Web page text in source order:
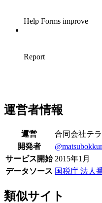
運営者情報
運営
合同会社テ
開発者
サービス開始 2015年1月
データソース 国税庁 法人
類似サイト